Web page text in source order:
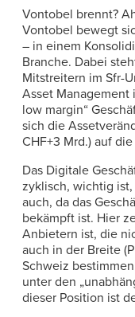
Vontobel brennt?
Vontobel bewegt
– in einem
Branche. Dabei
Mitstreitern im Sfr-
Asset Management
low margin“
sich die
CHF+3 Mrd.) auf
Das Digitale
zyklisch, wichtig
auch, da das
bekämpft ist. Hier
Anbietern ist, die
auch in der Breite
Schweiz
unter den
dieser Position ist